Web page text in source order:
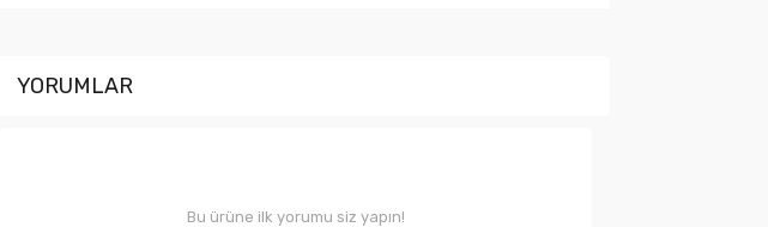
YORUMLAR
Bu ürüne ilk yorumu siz yapın!